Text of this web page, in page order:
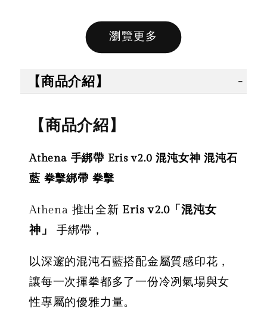
【拳運會】
拳擊手套 除
格鬥專用 擊
退汗味 台灣
解
NT$ 300
NT$ 350
- +
售完
綁帶 彈性手
NT$ 450
NT$ 500
綁帶 彈
綁帶 獨
NT$ 500
瀏覽更多
【商品介紹】
【商品介紹】
Athena 手綁帶 Eris v2.0 混沌女神 混沌石
藍 拳擊綁帶 拳擊
Athena 推出全新 Eris v2.0「混沌女
神」
手綁帶，
以深邃的混沌石藍搭配金屬質感印花，
讓每一次揮拳都多了一份冷冽氣場與女
性專屬的優雅力量。